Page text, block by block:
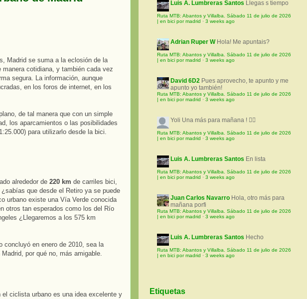
Madrid se suma a la eclosión de la
cotidiana, y también cada vez
segura. La información, aunque
en los foros de internet, en los
de tal manera que con un simple
los aparcamientos o las posibilidades
para utilizarlo desde la bici.
alrededor de 220 km de carriles bici,
que desde el Retiro ya se puede
urbano existe una Vía Verde conocida
otros tan esperados como los del Río
¿Llegaremos a los 575 km
concluyó en enero de 2010, sea la
por qué no, más amigable.
ciclista urbano es una idea excelente y
Luis A. Lumbreras Santos Llegas s tiempo
Ruta MTB: Abantos y Villalba. Sábado 11 de julio de 2026
| en bici por madrid · 3 weeks ago
Adrian Ruper W Hola! Me apuntais?
Ruta MTB: Abantos y Villalba. Sábado 11 de julio de 2026
| en bici por madrid · 3 weeks ago
David 6D2 Pues aprovecho, te apunto y me
apunto yo también!
Ruta MTB: Abantos y Villalba. Sábado 11 de julio de 2026
| en bici por madrid · 3 weeks ago
Yoli Una más para mañana ! 🚵‍♀️
Ruta MTB: Abantos y Villalba. Sábado 11 de julio de 2026
| en bici por madrid · 3 weeks ago
Luis A. Lumbreras Santos En lista
Ruta MTB: Abantos y Villalba. Sábado 11 de julio de 2026
| en bici por madrid · 3 weeks ago
Juan Carlos Navarro Hola, otro más para
mañana porfi
Ruta MTB: Abantos y Villalba. Sábado 11 de julio de 2026
| en bici por madrid · 3 weeks ago
Luis A. Lumbreras Santos Hecho
Ruta MTB: Abantos y Villalba. Sábado 11 de julio de 2026
| en bici por madrid · 3 weeks ago
Etiquetas